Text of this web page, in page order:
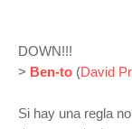
DOWN!!!
> Ben-to (David
Si hay una regla